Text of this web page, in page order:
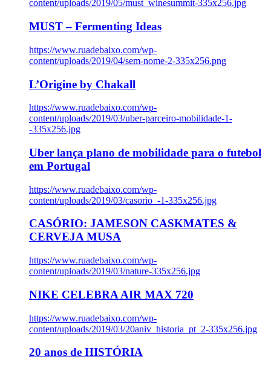
content/uploads/2019/05/must_winesummit-335x256.jpg
MUST – Fermenting Ideas
https://www.ruadebaixo.com/wp-
content/uploads/2019/04/sem-nome-2-335x256.png
L’Origine by Chakall
https://www.ruadebaixo.com/wp-
content/uploads/2019/03/uber-parceiro-mobilidade-1-
-335x256.jpg
Uber lança plano de mobilidade para o futebol
em Portugal
https://www.ruadebaixo.com/wp-
content/uploads/2019/03/casorio_-1-335x256.jpg
CASÓRIO: JAMESON CASKMATES &
CERVEJA MUSA
https://www.ruadebaixo.com/wp-
content/uploads/2019/03/nature-335x256.jpg
NIKE CELEBRA AIR MAX 720
https://www.ruadebaixo.com/wp-
content/uploads/2019/03/20aniv_historia_pt_2-335x256.jpg
20 anos de HISTÓRIA